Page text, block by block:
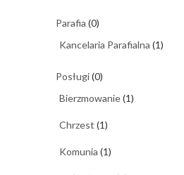
Parafia (0)
Kancelaria Parafialna (1)
Posługi(0)
Bierzmowanie(1)
Chrzest (1)
Komunia (1)